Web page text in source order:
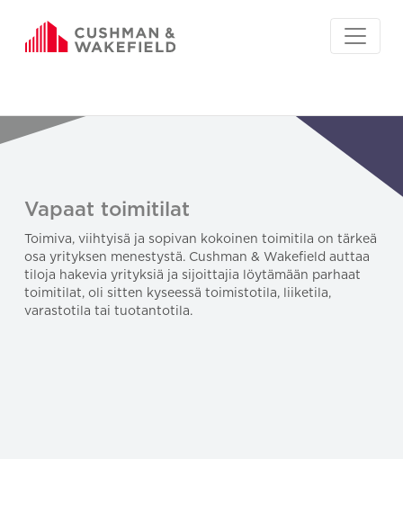
Vapaat toimitilat
Toimiva, viihtyisä ja sopivan kokoinen toimitila on tärkeä
osa yrityksen menestystä. Cushman & Wakefield auttaa
tiloja hakevia yrityksiä ja sijoittajia löytämään parhaat
toimitilat, oli sitten kyseessä toimistotila, liiketila,
varastotila tai tuotantotila.